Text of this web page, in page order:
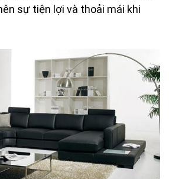
sự tiện lợi và thoải mái khi